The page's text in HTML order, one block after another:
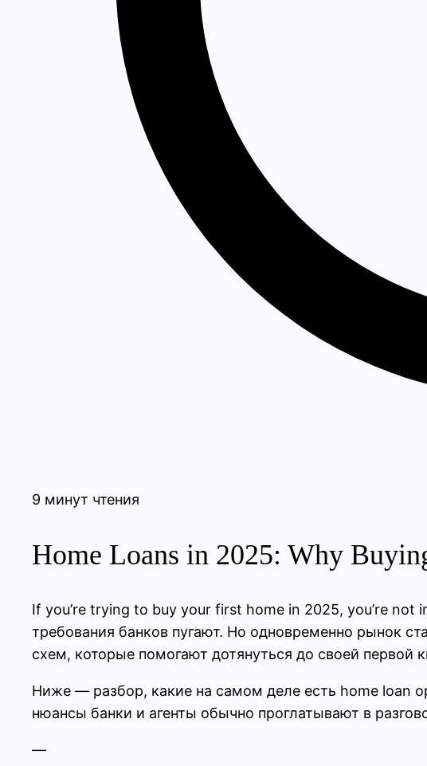
9 минут чтения
Home Loans in 2025: Why
If you’re trying to buy your first home in 2025, you’re
требования банков пугают. Но одновременно рынок
схем, которые помогают дотянуться до своей первой
Ниже — разбор, какие на самом деле есть home loan
нюансы банки и агенты обычно проглатывают в
—